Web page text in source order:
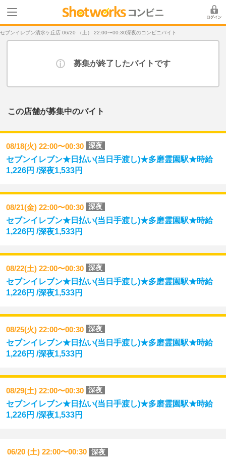
セブンイレブン清水ケ丘店 06/20 （土） 22:00〜00:30深夜のコンビニバイト
募集が終了したバイトです
この店舗が募集中のバイト
08/18(火) 22:00〜00:30 深夜
セブンイレブン★日払い(当日手渡し)★多磨霊園駅★時給
1,226円 /深夜1,533円
08/21(金) 22:00〜00:30 深夜
セブンイレブン★日払い(当日手渡し)★多磨霊園駅★時給
1,226円 /深夜1,533円
08/22(土) 22:00〜00:30 深夜
セブンイレブン★日払い(当日手渡し)★多磨霊園駅★時給
1,226円 /深夜1,533円
08/25(火) 22:00〜00:30 深夜
セブンイレブン★日払い(当日手渡し)★多磨霊園駅★時給
1,226円 /深夜1,533円
08/29(土) 22:00〜00:30 深夜
セブンイレブン★日払い(当日手渡し)★多磨霊園駅★時給
1,226円 /深夜1,533円
06/20 (土) 22:00〜00:30 深夜